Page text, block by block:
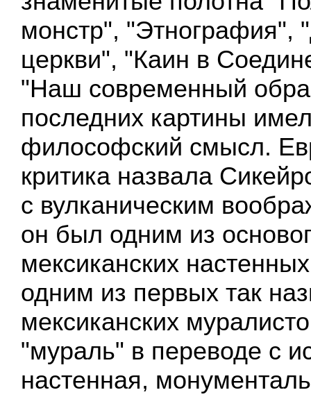
монстр", "Этнография",
церкви", "Каин в
"Наш современный
последних картины
философский смысл.
критика назвала
с вулканическим
он был одним из
мексиканских
одним из первых так
мексиканских
"мураль" в переводе с
настенная,